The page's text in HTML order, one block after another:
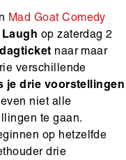
Mad Goat Comedy
Laugh op zaterdag 2
naar maar
verschillende
je drie voorstellingen
niet alle
te gaan.
op hetzelfde
drie